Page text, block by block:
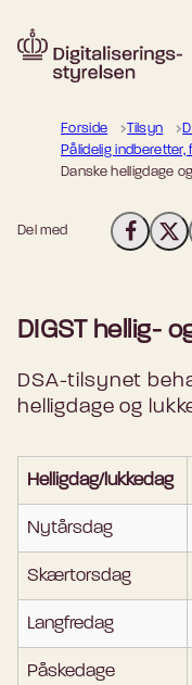
Gå til forsiden
Forside Tilsyn
Pålidelig
Danske helligdage
Del med Del på
DIGST hellig-
DSA-tilsynet
helligdage og
Helligdag/lukkedag
Nytårsdag
Skærtorsdag
Langfredag
Påskedage